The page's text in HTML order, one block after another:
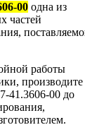
00 одна из
частей
работы
производите
41.3606-00 до